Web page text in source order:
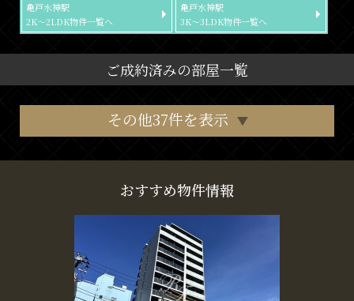
亀戸水神駅
2K～2LDK物件一覧へ
亀戸水神駅
3K～3LDK物件一覧へ
ご成約済みの部屋一覧
その他37件を表示
おすすめ物件情報